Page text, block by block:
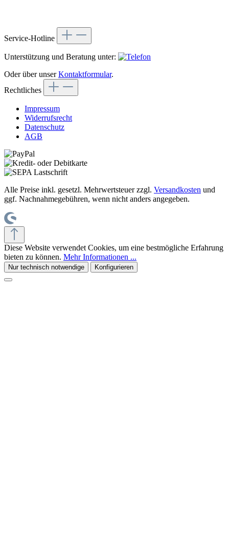
Service-Hotline
Unterstützung und Beratung unter:
Oder über unserKontaktformular.
Rechtliches
Impressum
Widerrufsrecht
Datenschutz
AGB
Alle Preise inkl. gesetzl. Mehrwertsteuer zzgl. Versandkosten und
ggf. Nachnahmegebühren, wenn nicht anders angegeben.
Diese Website verwendet Cookies, um eine bestmögliche Erfahrung
bieten zu können. Mehr Informationen ...
Nur technisch notwendige Konfigurieren